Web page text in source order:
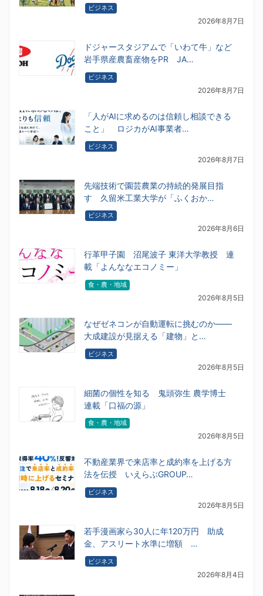
ビジネス
2026年8月7日
ドジャースタジアムで「いわて牛」など
岩手県産農畜産物をPR JA…
ビジネス
2026年8月7日
「人がAIに求めるのは信頼し相談できる
こと」 ロジカがAI事業者…
ビジネス
2026年8月7日
先端技術で園芸農業の持続的発展目指
す 久留米工業大学が「ふくおか…
ビジネス
2026年8月6日
行革甲子園 沼尾波子 東洋大学教授 連
載「よんななエコノミー」
食・農・地域
2026年8月5日
なぜゼネコンが自動運転に挑むのか――
大成建設が見据える「建物」と…
ビジネス
2026年8月5日
細菌の個性を知る 鬼頭弥生 農学博士
連載「口福の源」
食・農・地域
2026年8月5日
不動産業界で来店率と成約率を上げる方
法を伝授 いえらぶGROUP…
ビジネス
2026年8月5日
若手漫画家ら30人に年120万円 助成
金、アスリート水準に増額 …
ビジネス
2026年8月4日